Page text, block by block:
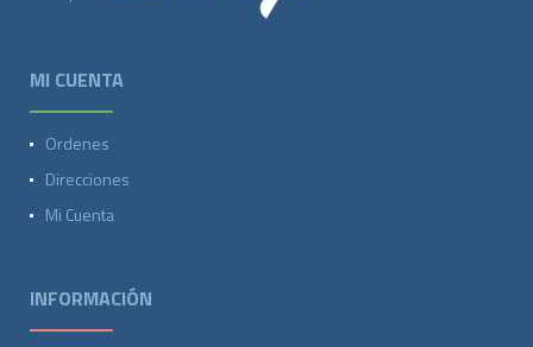
MI CUENTA
Ordenes
Direcciones
Mi Cuenta
INFORMACIÓN